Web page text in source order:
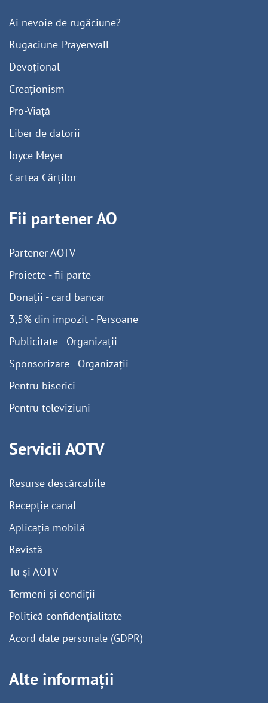
Ai nevoie de rugăciune?
Rugaciune-Prayerwall
Devoțional
Creaționism
Pro-Viață
Liber de datorii
Joyce Meyer
Cartea Cărților
Fii partener AO
Partener AOTV
Proiecte - fii parte
Donații - card bancar
3,5% din impozit - Persoane
Publicitate - Organizații
Sponsorizare - Organizații
Pentru biserici
Pentru televiziuni
Servicii AOTV
Resurse descărcabile
Recepție canal
Aplicația mobilă
Revistă
Tu și AOTV
Termeni și condiții
Politică confidențialitate
Acord date personale (GDPR)
Alte informații